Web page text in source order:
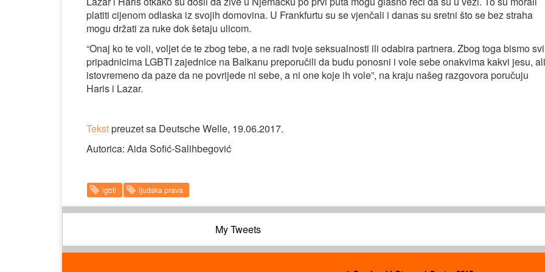
platiti cijenom odlaska iz svojih domovina. U Frankfurtu su se vjenčali i danas su sretni što se bez straha
mogu držati za ruke dok šetaju ulicom.
“Onaj ko te voli, voljet će te zbog tebe, a ne radi tvoje seksualnosti ili odabira partnera. Zbog toga bismo
pripadnicima LGBTI zajednice na Balkanu preporučili da budu ponosni i vole sebe onakvima kakvi jesu, ali
istovremeno da paze da ne povrijede ni sebe, a ni one koje ih vole”, na kraju našeg razgovora poručuju
Haris i Lazar.
Tekstpreuzet sa Deutsche Welle, 19.06.2017.
Autorica: Aida Sofić-Salihbegović
lgbti ljudska prava
My Tweets